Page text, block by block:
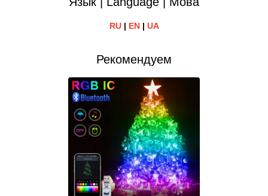
RU| EN| UA
Рекомендуем